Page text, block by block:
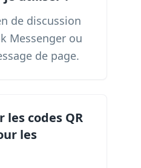
de discussion
Messenger ou
de page.
codes QR
les